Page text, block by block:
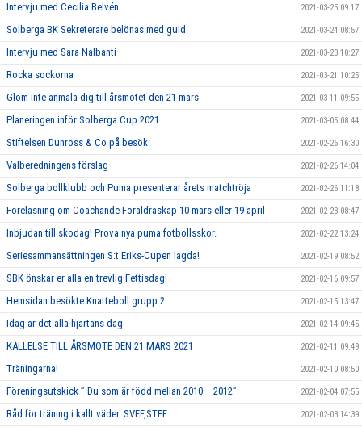
Intervju med Cecilia Belvén 2021-03-25 09:17
Solberga BK Sekreterare belönas med guld 2021-03-24 08:57
Intervju med Sara Nalbanti 2021-03-23 10:27
Rocka sockorna 2021-03-21 10:25
Glöm inte anmäla dig till årsmötet den 21 mars 2021-03-11 09:55
Planeringen inför Solberga Cup 2021 2021-03-05 08:44
Stiftelsen Dunross & Co på besök 2021-02-26 16:30
Valberedningens förslag 2021-02-26 14:04
Solberga bollklubb och Puma presenterar årets matchtröja 2021-02-26 11:18
Föreläsning om Coachande Föräldraskap 10 mars eller 19 april 2021-02-23 08:47
Inbjudan till skodag! Prova nya puma fotbollsskor. 2021-02-22 13:24
Seriesammansättningen S:t Eriks-Cupen lagda! 2021-02-19 08:52
SBK önskar er alla en trevlig Fettisdag! 2021-02-16 09:57
Hemsidan besökte Knatteboll grupp 2 2021-02-15 13:47
Idag är det alla hjärtans dag 2021-02-14 09:45
KALLELSE TILL ÅRSMÖTE DEN 21 MARS 2021 2021-02-11 09:49
Träningarna! 2021-02-10 08:50
Föreningsutskick ” Du som är född mellan 2010 – 2012” 2021-02-04 07:55
Råd för träning i kallt väder. SVFF,STFF 2021-02-03 14:39